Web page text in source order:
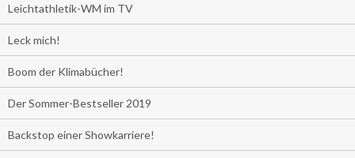
Leichtathletik-WM im TV
Leck mich!
Boom der Klimabücher!
Der Sommer-Bestseller 2019
Backstop einer Showkarriere!